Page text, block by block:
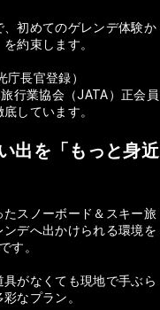
初めてのゲレンデ体験か
約束します。
長官登録）
行業協会（JATA）正会員
しています。
出を「もっと身近
たスノーボード＆スキー旅
デへ出かけられる環境を
す。
がなくても現地で手ぶら
なプラン。